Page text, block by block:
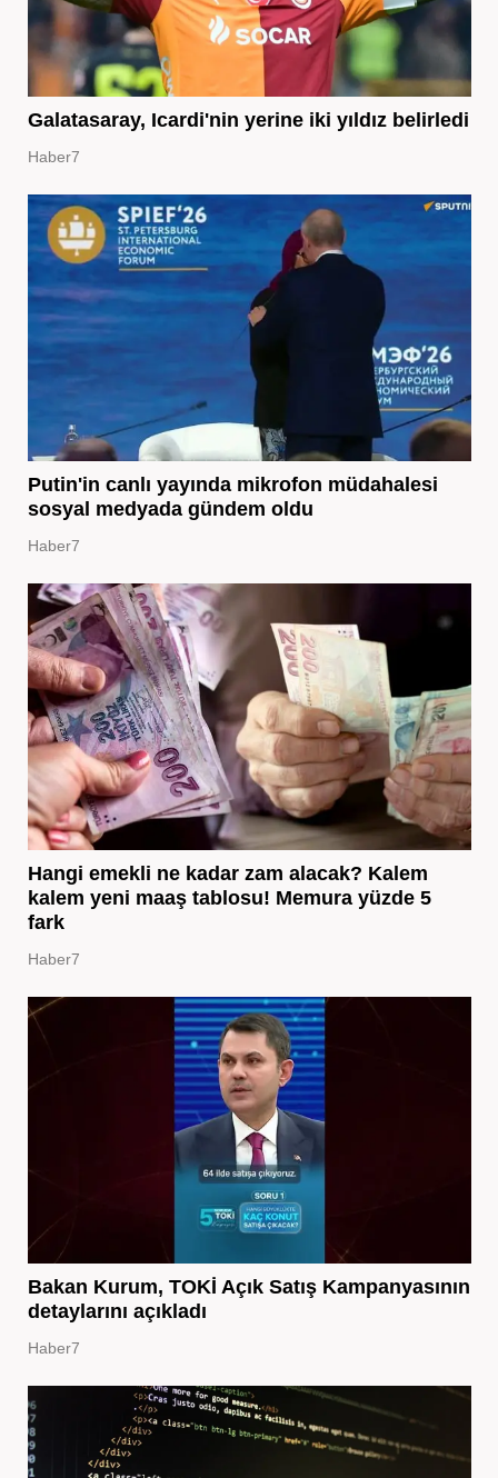
Galatasaray, Icardi'nin yerine iki yıldız belirledi
Haber7
Putin'in canlı yayında mikrofon müdahalesi
sosyal medyada gündem oldu
Haber7
Hangi emekli ne kadar zam alacak? Kalem
kalem yeni maaş tablosu! Memura yüzde 5
fark
Haber7
Bakan Kurum, TOKİ Açık Satış Kampanyasının
detaylarını açıkladı
Haber7